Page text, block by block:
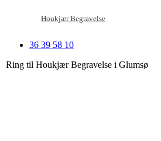
Houkjær Begravelse
36 39 58 10
Ring til Houkjær Begravelse i Glumsø